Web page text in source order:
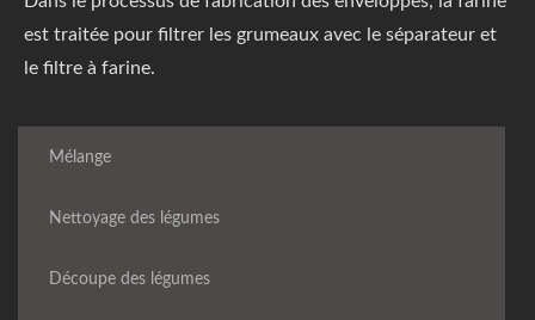
est traitée pour filtrer les grumeaux avec le séparateur et
le filtre à farine.
Mélange
Nettoyage des légumes
Découpe des légumes